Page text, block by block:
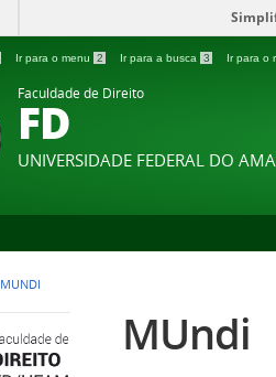
Ir para o menu 2 Ir para a busca 3 Ir para o
Faculdade de Direito
FD
UNIVERSIDADE FEDERAL DO
MUNDI
MUndi